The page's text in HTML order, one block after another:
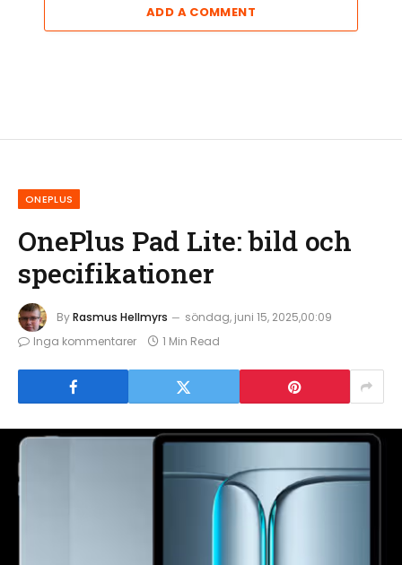
ADD A COMMENT
ONEPLUS
OnePlus Pad Lite: bild och
specifikationer
ByRasmus Hellmyrs
söndag, juni 15, 2025,00:09
Inga kommentarer
1 Min Read